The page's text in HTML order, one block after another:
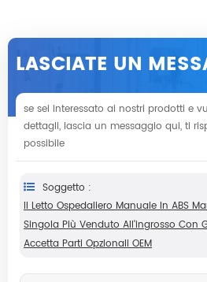
LASCIATE UN
se sei interessato ai nostri prodotti e
dettagli, lascia un messaggio qui, ti
possibile
Soggetto :
Il Letto Ospedaliero Manuale In ABS
Singola Più Venduto All'ingrosso Con
Accetta Parti Opzionali OEM